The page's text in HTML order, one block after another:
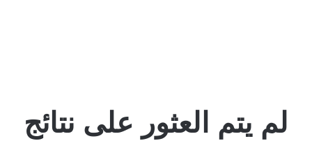
لم يتم العثور على نتائج